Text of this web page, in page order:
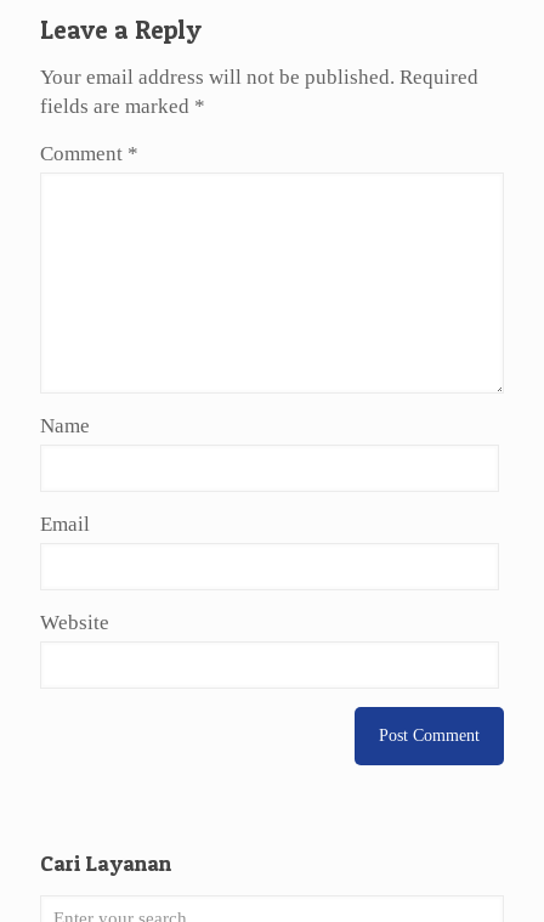
Leave a Reply
Your email address will not be published. Required
fields are marked *
Comment *
Name
Email
Website
Cari Layanan